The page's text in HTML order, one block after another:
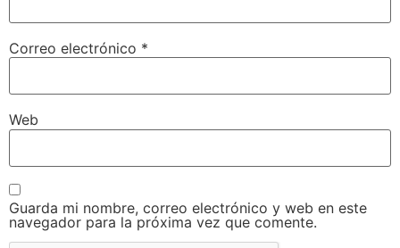
Correo electrónico *
Web
Guarda mi nombre, correo electrónico y web en este
navegador para la próxima vez que comente.